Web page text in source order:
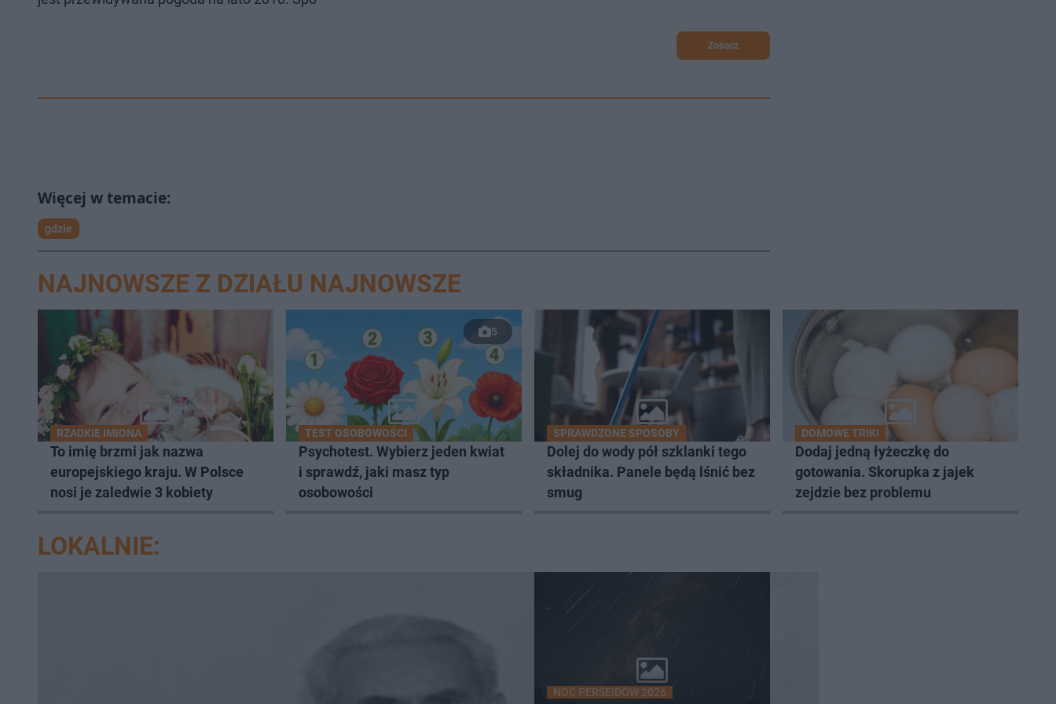
Zobacz
gdzie
NAJNOWSZE Z DZIAŁU NAJNOWSZE
RZADKIE IMIONA
To imię brzmi jak nazwa
europejskiego kraju. W Polsce
nosi je zaledwie 3 kobiety
5
TEST OSOBOWOŚCI
Psychotest. Wybierz jeden kwiat
i sprawdź, jaki masz typ
osobowości
SPRAWDZONE SPOSOBY
Dolej do wody pół szklanki tego
składnika. Panele będą lśnić bez
smug
DOMOWE TRIKI
Dodaj jedną łyżeczkę do
gotowania. Skorupka z jajek
zejdzie bez problemu
LOKALNIE:
NOC PERSEIDÓW 2026